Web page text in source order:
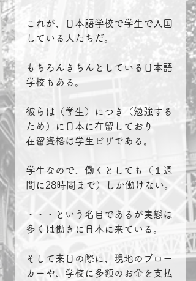
これが、日本語学校で学生で入国
している人たちだ。
もちろんきちんとしている日本語
学校もある。
彼らは（学生）につき（勉強する
ため）に日本に在留しており
在留資格は学生ビザである。
学生なので、働くとしても（１週
間に28時間まで）しか働けない。
・・・という名目であるが実態は
多くは働きに日本に来ている。
そして来日の際に、現地のブロー
カーや、学校に多額のお金を支払